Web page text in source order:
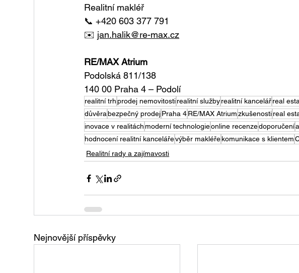
Realitní makléř
📞 +420 603 377 791
✉️ jan.halik@re-max.cz
RE/MAX Atrium
Podolská 811/138
140 00 Praha 4 – Podolí
realitní trhprodej nemovitostirealitní službyrealitní kancelářreal
důvěrabezpečný prodejPraha 4RE/MAX Atriumzkušenostireal
inovace v realitáchmoderní technologieonline recenzedoporučení
hodnocení realitní kancelářevýběr makléřekomunikace s klientem
Realitní rady a zajímavosti
Nejnovější příspěvky